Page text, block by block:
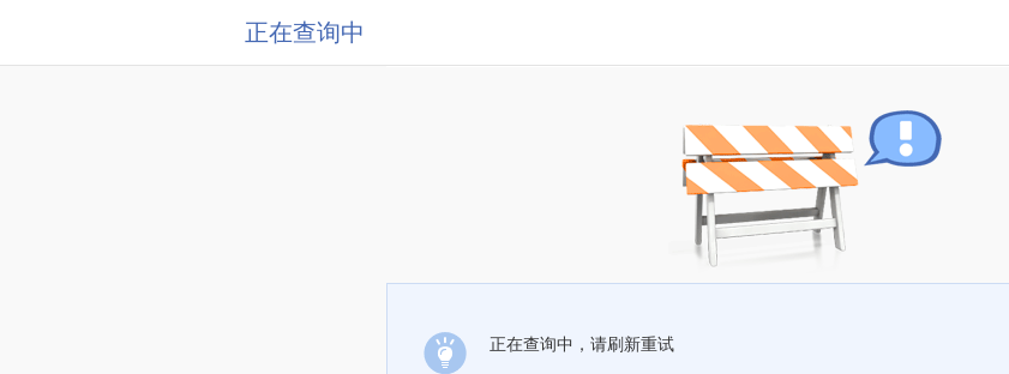
正在查询中
正在查询中，请刷新重试